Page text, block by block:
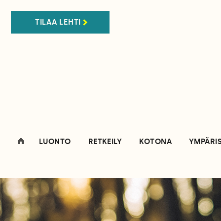
TILAA LEHTI
LUONTO RETKEILY KOTONA